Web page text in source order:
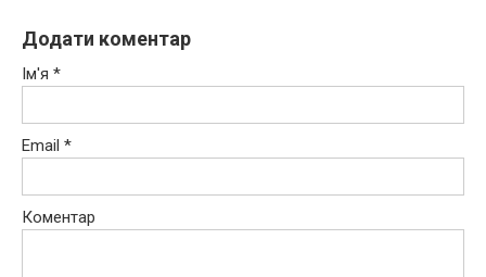
Додати коментар
Ім'я *
Email *
Коментар